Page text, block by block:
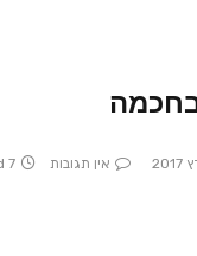
אין תגובות 7 Mins Read